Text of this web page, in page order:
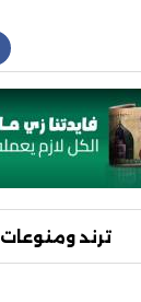
ترند ومنوعات